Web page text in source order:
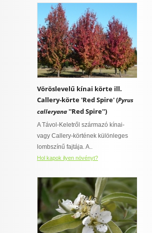
Vöröslevelű kínai körte ill.
Callery-körte 'Red Spire' (Pyrus
calleryana''Red Spire'')
A Távol-Keletről származó kínai-
vagy Callery-körtének különleges
lombszínű fajtája. A..
Hol kapok ilyen növényt?